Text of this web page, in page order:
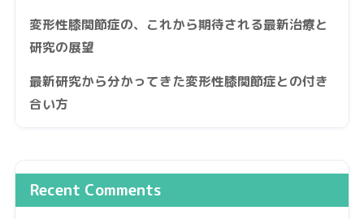
変形性膝関節症の、これから期待される最新治療と
研究の展望
最新研究から分かってきた変形性膝関節症との付き
合い方
Recent Comments